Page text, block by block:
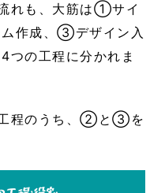
れも、大筋は①サイ
作成、③デザイン入
の工程に分かれま
工程のうち、②と③を